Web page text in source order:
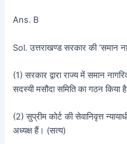
Ans. B
Sol. उत्तराखण्ड सरकार की ‘समान
(1) सरकार द्वारा राज्य में समान
सदस्यी मसौदा समिति का गठन किया
(2) सुप्रीम कोर्ट की सेवानिवृत्त
अध्यक्ष हैं। (सत्य)